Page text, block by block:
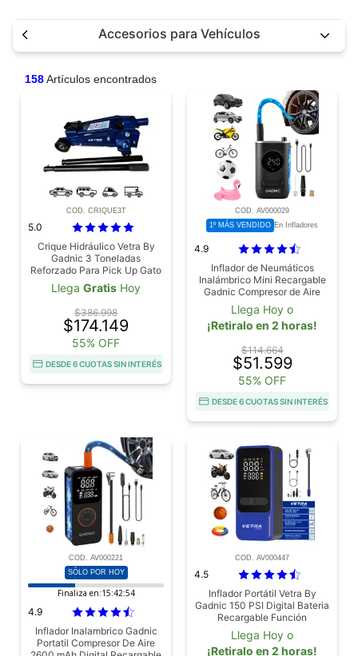
Accesorios para Vehículos
158Artículos encontrados
COD. CRIQUE3T
5.0
Crique Hidráulico Vetra By
Gadnic 3 Toneladas
Reforzado Para Pick Up Gato
Llega Gratis Hoy
$386.998
$174.149
55% OFF
DESDE 6 CUOTAS SIN INTERÉS
COD. AV000029
1º MÁS VENDIDO En Infladores
4.9
Inflador de Neumáticos
Inalámbrico Mini Recargable
Gadnic Compresor de Aire
Llega Hoy o
¡Retiralo en 2 horas!
$114.664
$51.599
55% OFF
DESDE 6 CUOTAS SIN INTERÉS
COD. AV000221
SÓLO POR HOY
Finaliza en:15:42:53
4.9
Inflador Inalambrico Gadnic
Portatil Compresor De Aire
COD. AV000447
4.5
Inflador Portátil Vetra By
Gadnic 150 PSI Digital Bateria
Recargable Función
Desinflado Linterna LED
Llega Hoy o
¡Retiralo en 2 horas!